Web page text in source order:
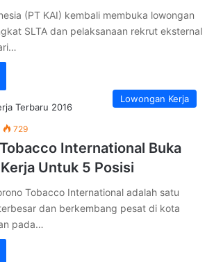
(PT KAI) kembali membuka lowongan
SLTA dan pelaksanaan rekrut eksternal
Lowongan Kerja
729
International Buka
Untuk 5 Posisi
Tobacco International adalah satu
dan berkembang pesat di kota
pada…